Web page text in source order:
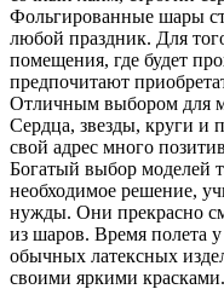
Фольгированные шары
любой праздник. Для
помещения, где будет
предпочитают
Отличным выбором для
Сердца, звезды, круги и
свой адрес много
Богатый выбор моделей
необходимое решение,
нужды. Они прекрасно
из шаров. Время полета
обычных латексных
своими яркими красками.